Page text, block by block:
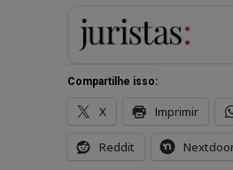
Compartilhe isso:
X Imprimir
Reddit